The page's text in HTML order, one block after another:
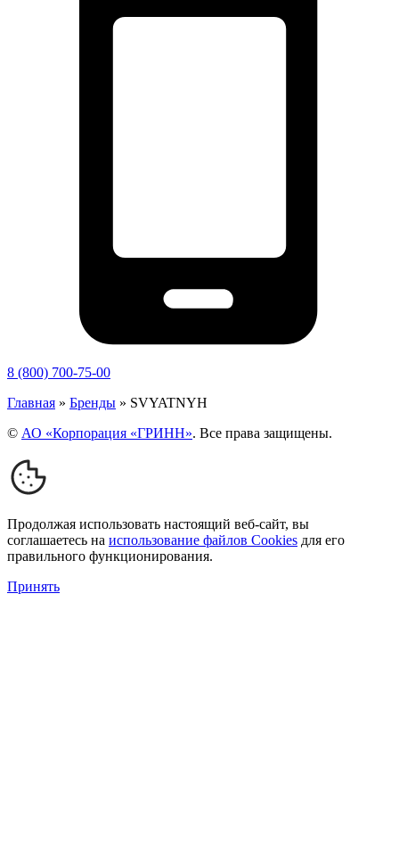
8 (800) 700-75-00
Главная » Бренды » SVYATNYH
© АО «Корпорация «ГРИНН». Все права защищены.
Продолжая использовать настоящий веб-сайт, вы
соглашаетесь на использование файлов Cookies для его
правильного функционирования.
Принять